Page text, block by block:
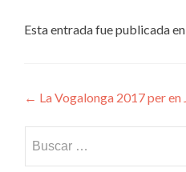
Esta entrada fue publicada
Navegación
de
entradas
← La Vogalonga 2017 per en